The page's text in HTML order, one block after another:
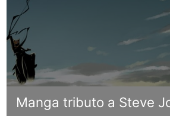
Manga tributo a Steve